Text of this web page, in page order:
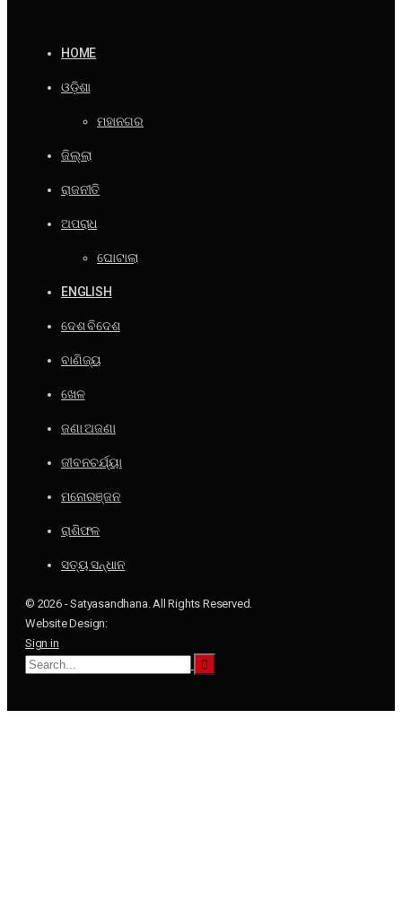
HOME
ଓଡ଼ିଶା
ମହାନଗର
ଜିଲ୍ଲା
ରାଜନୀତି
ଅପରାଧ
ଘୋଟାଲା
ENGLISH
ଦେଶ ବିଦେଶ
ବାଣିଜ୍ୟ
ଖେଳ
ଜଣା ଅଜଣା
ଜୀବନଚର୍ଯ୍ୟା
ମନୋରଞ୍ଜନ
ରାଶିଫଳ
ସତ୍ୟ ସନ୍ଧାନ
© 2026 - Satyasandhana. All Rights Reserved.
Website Design:
Sign in